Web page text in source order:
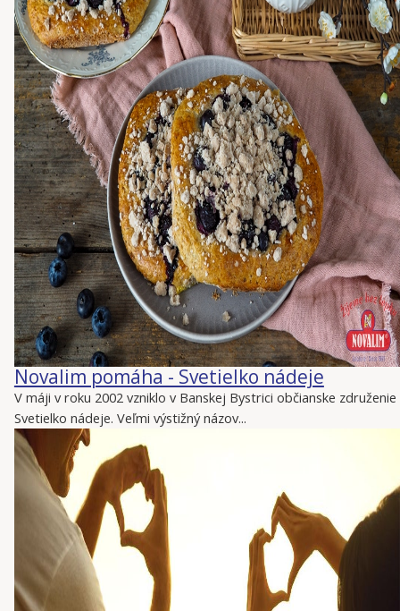
Novalim pomáha - Svetielko nádeje
V máji v roku 2002 vzniklo v Banskej Bystrici občianske združenie
Svetielko nádeje. Veľmi výstižný názov...